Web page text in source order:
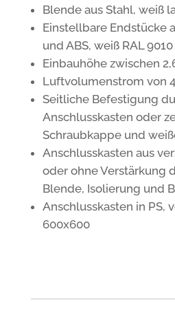
Blende aus Stahl, weiß
Einstellbare Endstücke
und ABS, weiß RAL 9010
Einbauhöhe zwischen
Luftvolumenstrom von
Seitliche Befestigung
Anschlusskasten oder
Schraubkappe und
Anschlusskasten aus
oder ohne Verstärkung
Blende, Isolierung und
Anschlusskasten in PS,
600x600